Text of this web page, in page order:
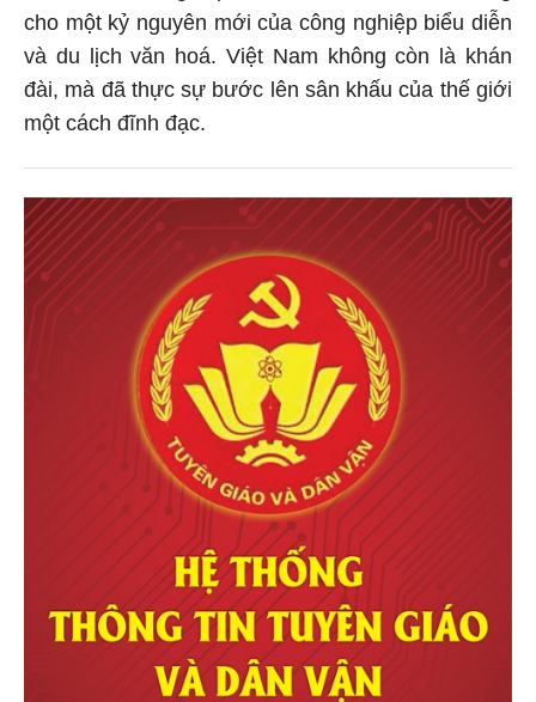
cho một kỷ nguyên mới của công nghiệp biểu diễn
và du lịch văn hoá. Việt Nam không còn là khán
đài, mà đã thực sự bước lên sân khấu của thế giới
một cách đĩnh đạc.